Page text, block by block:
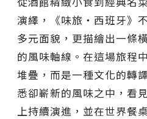
演繹，《味旅・西班牙》
多元面貌，更描繪出一條
的風味軸線。在這場旅程
堆疊，而是一種文化的轉
悉卻嶄新的風味之中，看
上持續演進，並在世界餐